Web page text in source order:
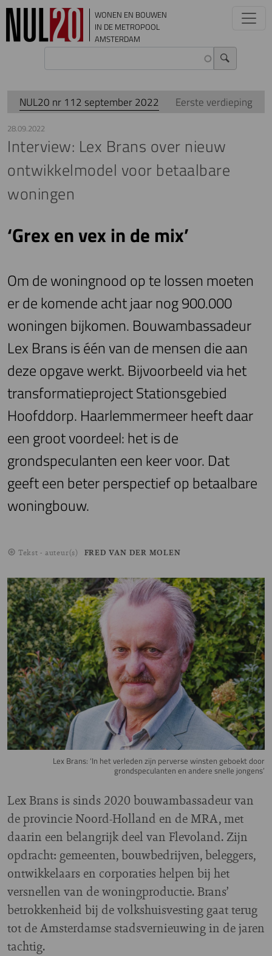
Overslaan en naar de inhoud gaan
WONEN EN BOUWEN
IN DE METROPOOL
AMSTERDAM
NUL20 nr 112 september 2022 Eerste verdieping
28.09.2022
Interview: Lex Brans over nieuw
ontwikkelmodel voor betaalbare
woningen
‘Grex en vex in de mix’
Om de woningnood op te lossen moeten
er de komende acht jaar nog 900.000
woningen bijkomen. Bouwambassadeur
Lex Brans is één van de mensen die aan
deze opgave werkt. Bijvoorbeeld via het
transformatieproject Stationsgebied
Hoofddorp. Haarlemmermeer heeft daar
een groot voordeel: het is de
grondspeculanten een keer voor. Dat
geeft een beter perspectief op betaalbare
woningbouw.
Tekst - auteur(s) FRED VAN DER MOLEN
Image
Lex Brans: ‘In het verleden zijn perverse winsten geboekt door
grondspeculanten en andere snelle jongens’
Lex Brans is sinds 2020 bouwambassadeur van
de provincie Noord-Holland en de MRA, met
daarin een belangrijk deel van Flevoland. Zijn
opdracht: gemeenten, bouwbedrijven, beleggers,
ontwikkelaars en corporaties helpen bij het
versnellen van de woningproductie. Brans’
betrokkenheid bij de volkshuisvesting gaat terug
tot de Amsterdamse stadsvernieuwing in de jaren
tachtig.